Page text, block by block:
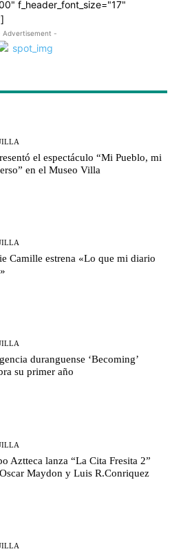
f_header_font_size="17"
Advertisement -
el espectáculo “Mi Pueblo, mi
en el Museo Villa
Camille estrena «Lo que mi diario
duranguense ‘Becoming’
su primer año
Aztteca lanza “La Cita Fresita 2”
Maydon y Luis R.Conriquez